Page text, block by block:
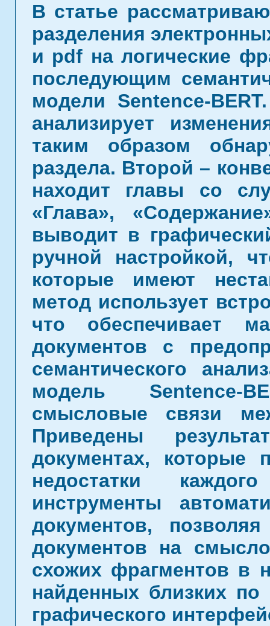
В статье
разделения
и pdf на логические
последующим
модели Sentence-
анализирует
таким образом
раздела. Второй –
находит главы со
«Глава»,
выводит в
ручной настройкой,
которые имеют
метод использует
что обеспечивает
документов с
семантического
модель Sentence-
смысловые связи
Приведены
документах, которые
недостатки
инструменты
документов,
документов на
схожих фрагментов в
найденных близких
графического